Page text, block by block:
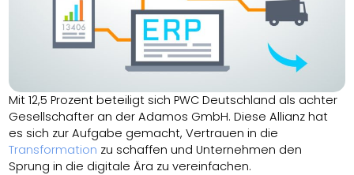
Mit 12,5 Prozent beteiligt sich PWC Deutschland als achter
Gesellschafter an der Adamos GmbH. Diese Allianz hat
es sich zur Aufgabe gemacht, Vertrauen in die
Transformation zu schaffen und Unternehmen den
Sprung in die digitale Ära zu vereinfachen.